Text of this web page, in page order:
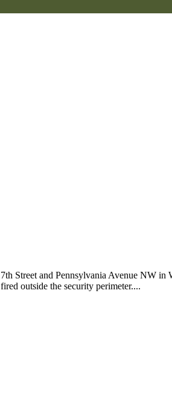
Street and Pennsylvania Avenue NW
outside the security perimeter....